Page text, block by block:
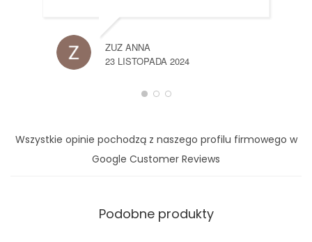
ZUZ ANNA
23 LISTOPADA 2024
Wszystkie opinie pochodzą z naszego profilu firmowego w
Google Customer Reviews
Podobne produkty